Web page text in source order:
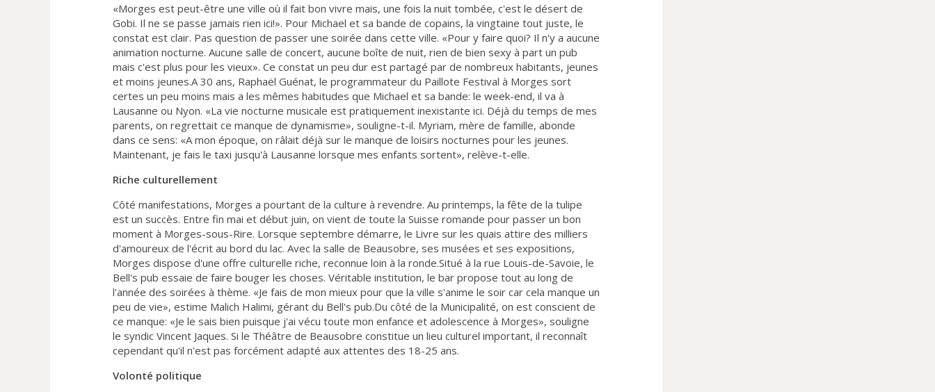
«Morges est peut-être une ville où il fait bon vivre mais, une fois la nuit tombée, c'est le désert de
Gobi. Il ne se passe jamais rien ici!». Pour Michael et sa bande de copains, la vingtaine tout juste, le
constat est clair. Pas question de passer une soirée dans cette ville. «Pour y faire quoi? Il n'y a aucune
animation nocturne. Aucune salle de concert, aucune boîte de nuit, rien de bien sexy à part un pub
mais c'est plus pour les vieux». Ce constat un peu dur est partagé par de nombreux habitants, jeunes
et moins jeunes.A 30 ans, Raphaël Guénat, le programmateur du Paillote Festival à Morges sort
certes un peu moins mais a les mêmes habitudes que Michael et sa bande: le week-end, il va à
Lausanne ou Nyon. «La vie nocturne musicale est pratiquement inexistante ici. Déjà du temps de mes
parents, on regrettait ce manque de dynamisme», souligne-t-il. Myriam, mère de famille, abonde
dans ce sens: «A mon époque, on râlait déjà sur le manque de loisirs nocturnes pour les jeunes.
Maintenant, je fais le taxi jusqu'à Lausanne lorsque mes enfants sortent», relève-t-elle.
Riche culturellement
Côté manifestations, Morges a pourtant de la culture à revendre. Au printemps, la fête de la tulipe
est un succès. Entre fin mai et début juin, on vient de toute la Suisse romande pour passer un bon
moment à Morges-sous-Rire. Lorsque septembre démarre, le Livre sur les quais attire des milliers
d'amoureux de l'écrit au bord du lac. Avec la salle de Beausobre, ses musées et ses expositions,
Morges dispose d'une offre culturelle riche, reconnue loin à la ronde.Situé à la rue Louis-de-Savoie, le
Bell's pub essaie de faire bouger les choses. Véritable institution, le bar propose tout au long de
l'année des soirées à thème. «Je fais de mon mieux pour que la ville s'anime le soir car cela manque un
peu de vie», estime Malich Halimi, gérant du Bell's pub.Du côté de la Municipalité, on est conscient de
ce manque: «Je le sais bien puisque j'ai vécu toute mon enfance et adolescence à Morges», souligne
le syndic Vincent Jaques. Si le Théâtre de Beausobre constitue un lieu culturel important, il reconnaît
cependant qu'il n'est pas forcément adapté aux attentes des 18-25 ans.
Volonté politique